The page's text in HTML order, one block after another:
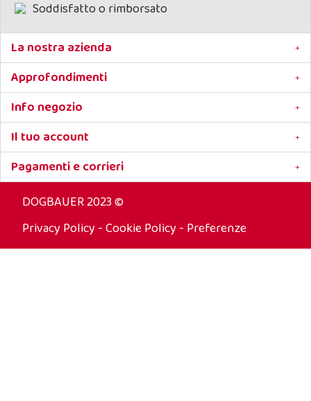
Soddisfatto o rimborsato
La nostra azienda
Approfondimenti
Info negozio
Il tuo account
Pagamenti e corrieri
DOGBAUER 2023 ©
Privacy Policy -Cookie Policy - Preferenze